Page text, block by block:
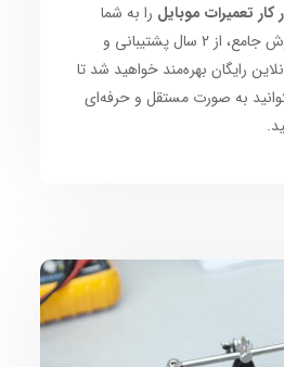
کار تعمیرات موبایل را به شما
می‌آموزد. علاوه بر آموزش جامع، از 2 سال پشتیبانی و
رایگان بهره‌مند خواهید شد تا
به صورت مستقل و حرفه‌ای